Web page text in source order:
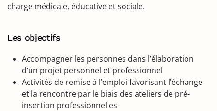
charge médicale, éducative et sociale.
Les objectifs
Accompagner les personnes dans l’élaboration
d’un projet personnel et professionnel
Activités de remise à l’emploi favorisant l’échange
et la rencontre par le biais des ateliers de pré-
insertion professionnelles